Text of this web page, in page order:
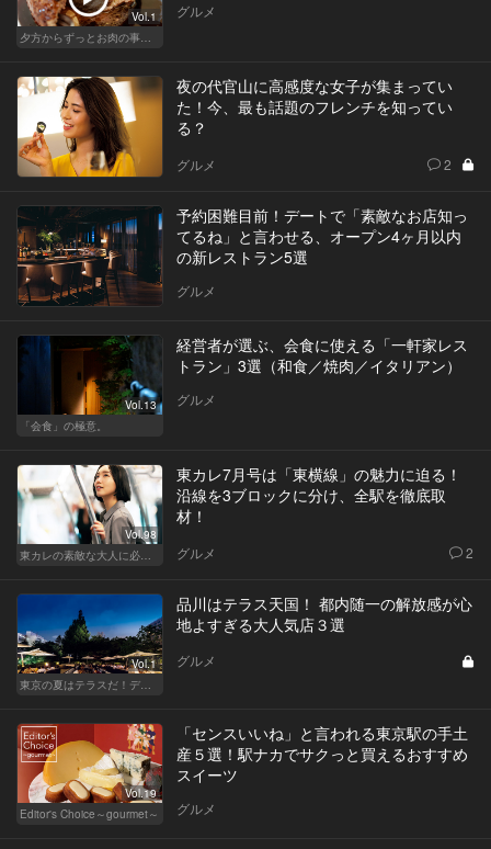
Vol.1
夕方からずっとお肉の事を考えてる貴方へ
グルメ
夜の代官山に高感度な女子が集まってい
た！今、最も話題のフレンチを知ってい
る？
グルメ 2
予約困難目前！デートで「素敵なお店知っ
てるね」と言わせる、オープン4ヶ月以内
の新レストラン5選
グルメ
Vol.13
「会食」の極意。
経営者が選ぶ、会食に使える「一軒家レス
トラン」3選（和食／焼肉／イタリアン）
グルメ
Vol.98
東カレの素敵な大人に必要なこと
東カレ7月号は「東横線」の魅力に迫る！
沿線を3ブロックに分け、全駅を徹底取
材！
グルメ 2
Vol.1
東京の夏はテラスだ！デートも女子会も盛り上がること間違いなし！
品川はテラス天国！ 都内随一の解放感が心
地よすぎる大人気店３選
グルメ
Vol.19
Editor's Choice～gourmet～
「センスいいね」と言われる東京駅の手土
産５選！駅ナカでサクっと買えるおすすめ
スイーツ
グルメ